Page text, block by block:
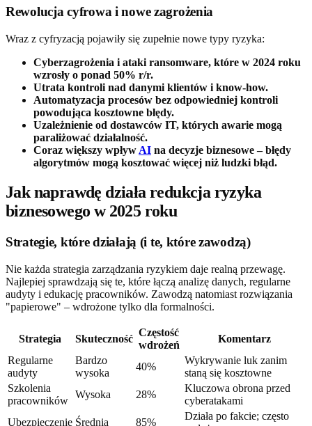
Rewolucja cyfrowa i nowe zagrożenia
Wraz z cyfryzacją pojawiły się zupełnie nowe typy ryzyka:
Cyberzagrożenia i ataki ransomware, które w 2024 roku
wzrosły o ponad 50% r/r.
Utrata kontroli nad danymi klientów i know-how.
Automatyzacja procesów bez odpowiedniej kontroli
powodująca kosztowne błędy.
Uzależnienie od dostawców IT, których awarie mogą
paraliżować działalność.
Coraz większy wpływ AI na decyzje biznesowe – błędy
algorytmów mogą kosztować więcej niż ludzki błąd.
Jak naprawdę działa redukcja ryzyka
biznesowego w 2025 roku
Strategie, które działają (i te, które zawodzą)
Nie każda strategia zarządzania ryzykiem daje realną przewagę.
Najlepiej sprawdzają się te, które łączą analizę danych, regularne
audyty i edukację pracowników. Zawodzą natomiast rozwiązania
"papierowe" – wdrożone tylko dla formalności.
Strategia Skuteczność
Częstość
wdrożeń
Komentarz
Regularne
audyty
Bardzo
wysoka
40%
Wykrywanie luk zanim
staną się kosztowne
Szkolenia
pracowników
Wysoka 28%
Kluczowa obrona przed
cyberatakami
Ubezpieczenie Średnia 85%
Działa po fakcie; często